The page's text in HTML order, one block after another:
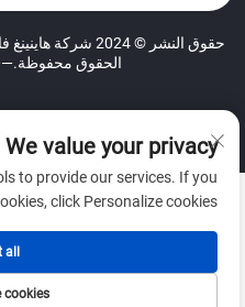
حقوق النشر © 2024
الحقوق محفوظة.
We value your privacy
to provide our services. If you
click Personalize cookies.
cookies
all